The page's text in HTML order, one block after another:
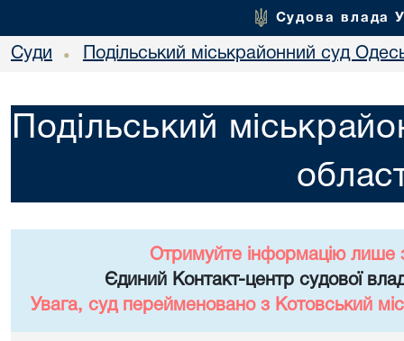
Судова влада
Суди • Подільський міськрайонний суд
Подільський
Отримуйте інформацію лише
Єдиний Контакт-центр судової
Увага, суд перейменовано з Котовський